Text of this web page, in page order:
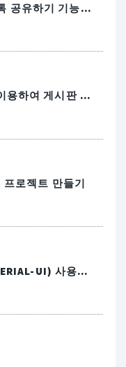
공유하기 기능
용하여 게시판 만
로젝트 만들기
UI) 사용하
하기